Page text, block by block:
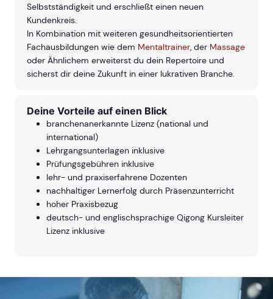
Selbstständigkeit und erschließt einen neuen
Kundenkreis.
In Kombination mit weiteren gesundheitsorientierten
Fachausbildungen wie dem Mentaltrainer, der Massage
oder Ähnlichem erweiterst du dein Repertoire und
sicherst dir deine Zukunft in einer lukrativen Branche.
Deine Vorteile auf einen Blick
branchenanerkannte Lizenz (national und
international)
Lehrgangsunterlagen inklusive
Prüfungsgebühren inklusive
lehr- und praxiserfahrene Dozenten
nachhaltiger Lernerfolg durch Präsenzunterricht
hoher Praxisbezug
deutsch- und englischsprachige Qigong Kursleiter
Lizenz inklusive